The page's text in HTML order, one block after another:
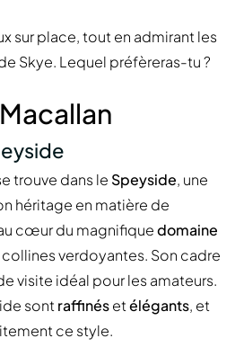
sur place, tout en admirant les
Skye. Lequel préfèreras-tu ?
trouve dans le Speyside, une
héritage en matière de
cœur du magnifiquedomaine
verdoyantes. Son cadre
visite idéal pour les amateurs.
sont raffinésetélégants, et
ce style.